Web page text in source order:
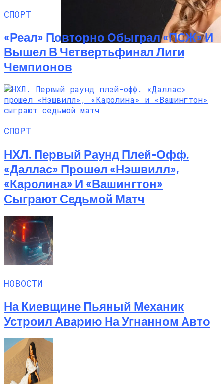
Алёна Шоптенко Показала
Танцевальный Мастер-Класс На Пляже
В Турции
СПОРТ
«Реал» Повторно Обыграл «ПСЖ» И
Вышел В Четвертьфинал Лиги
Чемпионов
СПОРТ
НХЛ. Первый Раунд Плей-Офф.
«Даллас» Прошел «Нэшвилл»,
«Каролина» И «Вашингтон»
Сыграют Седьмой Матч
НОВОСТИ
На Киевщине Пьяный Механик
Устроил Аварию На Угнанном Авто